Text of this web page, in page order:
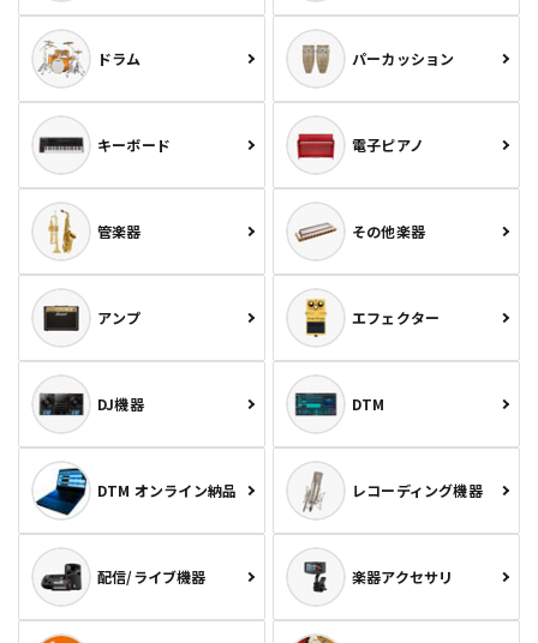
ドラム パーカッション
キーボード 電子ピアノ
管楽器 その他楽器
アンプ エフェクター
DJ機器 DTM
DTM オンライン納品 レコーディング機器
配信/ライブ機器 楽器アクセサリ